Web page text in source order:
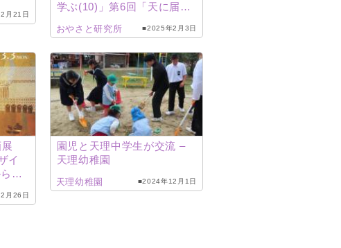
月21日
学ぶ(10)」第6回「天に届く
信
おやさと研究所 ■2025年2月3日
イ
唐
月26日
園児と天理中学生が交流 –
天理幼稚園
天理幼稚園 ■2024年12月1日